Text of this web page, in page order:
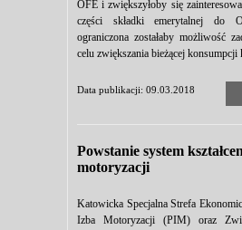
OFE i zwiększyłoby się
części składki emerytalnej do
ograniczona zostałaby możliwość
celu zwiększania bieżącej konsumpcji
Data publikacji: 09.03.2018
Powstanie system
motoryzacji
Katowicka Specjalna Strefa
Izba Motoryzacji (PIM) oraz